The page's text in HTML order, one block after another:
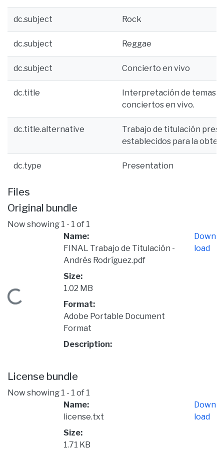
dc.subject Rock
dc.subject Reggae
dc.subject Concierto en vivo
dc.title
Interpretación de temas
conciertos en vivo.
dc.title.alternative
Trabajo de titulación
establecidos para la
dc.type Presentation
Files
Original bundle
Now showing 1 - 1 of 1
Loading...
Name:
FINAL Trabajo de Titulación -
Andrés Rodríguez.pdf
Size:
1.02 MB
Format:
Adobe Portable Document
Format
Description:
Down
load
License bundle
Now showing 1 - 1 of 1
Name:
license.txt
Size:
1.71 KB
Down
load